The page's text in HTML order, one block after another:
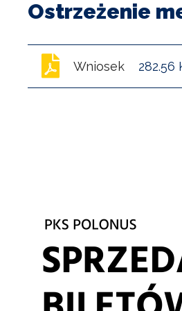
Ostrzeżenie
Wniosek 282.56